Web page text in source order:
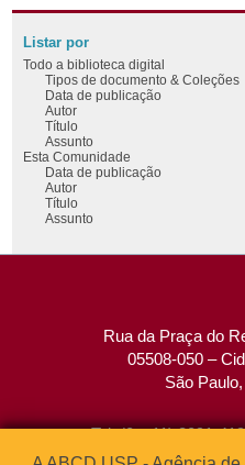
Listar por
Todo a biblioteca digital
Tipos de documento & Coleções
Data de publicação
Autor
Título
Assunto
Esta Comunidade
Data de publicação
Autor
Título
Assunto
Rua da Praça do
05508-050 –
São
Tel: (0xx11) 3091-
Fax: